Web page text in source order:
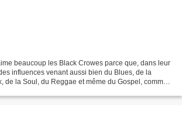
beaucoup les Black Crowes parce que, dans leur
influences venant aussi bien du Blues, de la
de la Soul, du Reggae et même du Gospel, comme